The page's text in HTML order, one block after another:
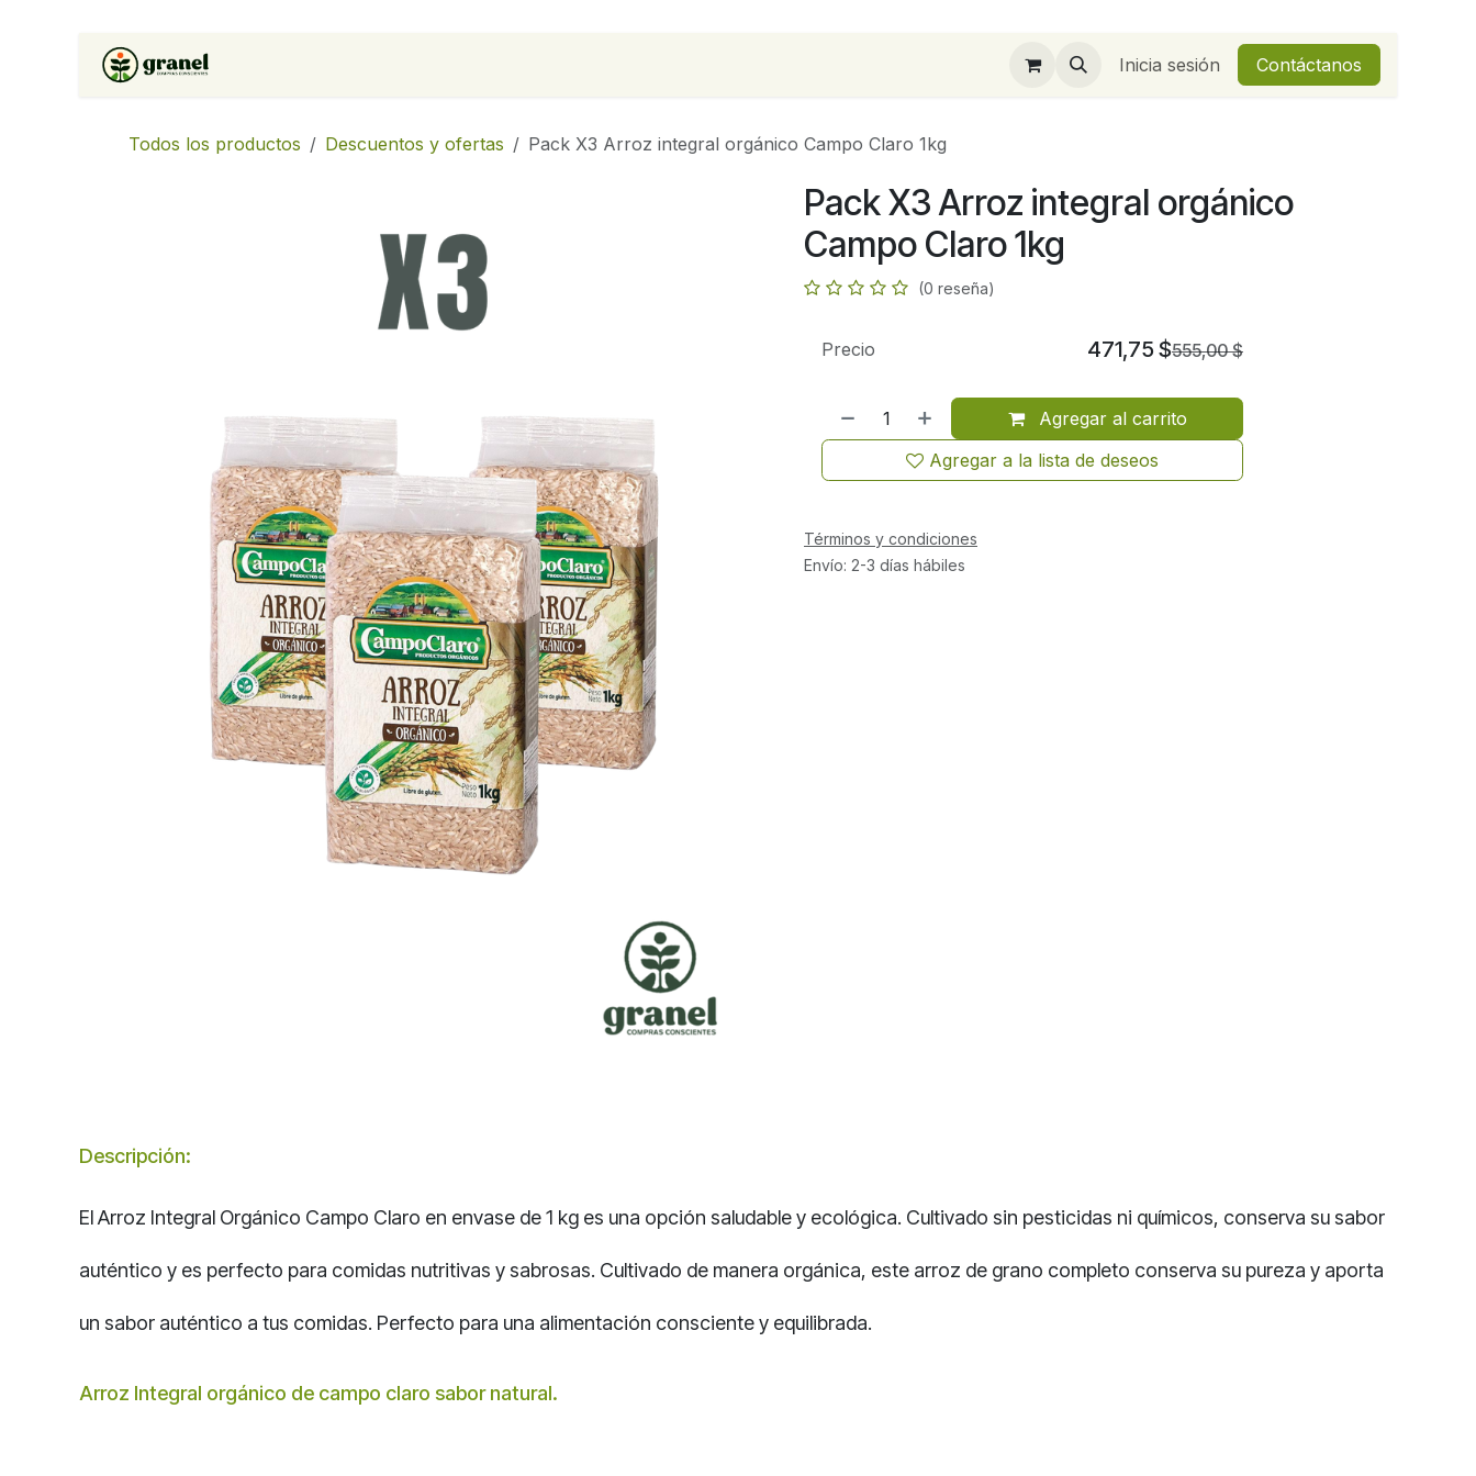
Ir al contenido
Inicia sesión Contáctanos
Todos los productos Descuentos y ofertas Pack X3 Arroz integral orgánico Campo Claro 1kg
Pack X3 Arroz integral orgánico
Campo Claro 1kg
(0 reseña)
Agregar al carrito
Agregar a la lista de deseos
Precio 471,75 $555,00$
Términos y condiciones
Envío: 2-3 días hábiles
Descripción:
El Arroz Integral Orgánico Campo Claro en envase de 1 kg es una opción saludable y ecológica. Cultivado sin pesticidas ni químicos, conserva su sabor
auténtico y es perfecto para comidas nutritivas y sabrosas. Cultivado de manera orgánica, este arroz de grano completo conserva su pureza y aporta
un sabor auténtico a tus comidas. Perfecto para una alimentación consciente y equilibrada.
Arroz Integral orgánico de campo claro sabor natural.